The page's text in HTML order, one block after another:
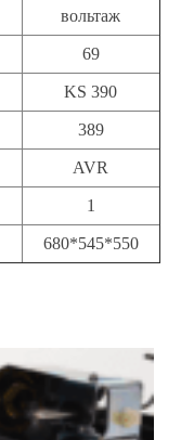
вольтаж
69
KS 390
389
AVR
1
680*545*550